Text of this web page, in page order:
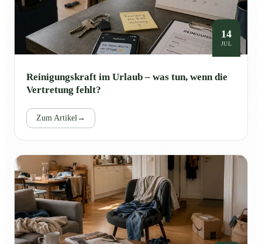
14
JUL
Reinigungskraft im Urlaub – was tun, wenn die
Vertretung fehlt?
Zum Artikel →